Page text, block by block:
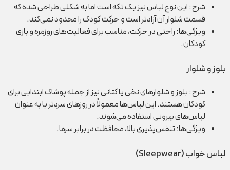
شرح: این نوع لباس نیز یک تکه است اما به شکلی طراحی شده که
قسمت شلوار آن آزادتر است و حرکت کودک را محدود نمی‌کند.
ویژگی‌ها: راحتی در حرکت، مناسب برای فعالیت‌های روزمره و بازی
کودکان.
بلوز و شلوار
شرح: بلوز و شلوارهای نخی یا کتانی نیز از جمله پوشاک ابتدایی برای
کودکان هستند. این لباس‌ها معمولاً در روزهای سردتر یا به عنوان
لباس‌های بیرونی استفاده می‌شوند.
ویژگی‌ها: تنفس‌پذیری بالا، محافظت در برابر سرما.
لباس خواب (Sleepwear)